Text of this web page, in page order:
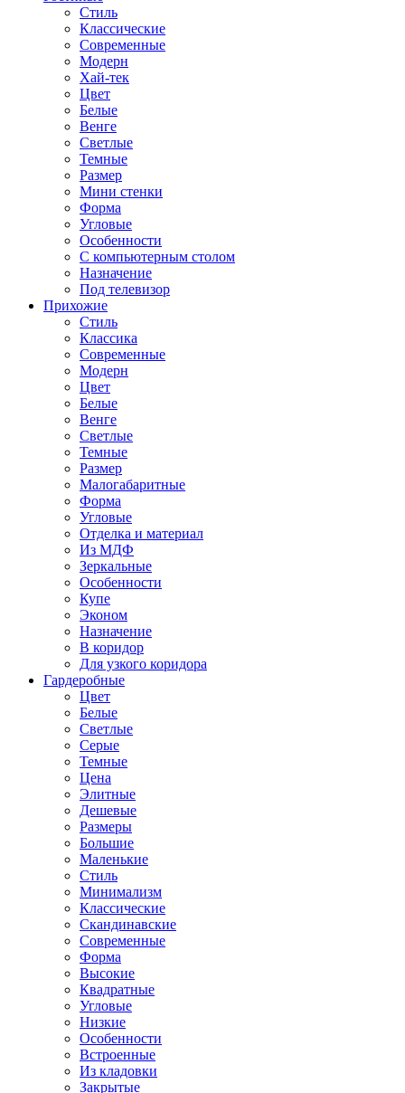
Стиль
Классические
Современные
Модерн
Хай-тек
Цвет
Белые
Венге
Светлые
Темные
Размер
Мини стенки
Форма
Угловые
Особенности
С компьютерным столом
Назначение
Под телевизор
Прихожие
Стиль
Классика
Современные
Модерн
Цвет
Белые
Венге
Светлые
Темные
Размер
Малогабаритные
Форма
Угловые
Отделка и материал
Из МДФ
Зеркальные
Особенности
Купе
Эконом
Назначение
В коридор
Для узкого коридора
Гардеробные
Цвет
Белые
Светлые
Серые
Темные
Цена
Элитные
Дешевые
Размеры
Большие
Маленькие
Стиль
Минимализм
Классические
Скандинавские
Современные
Форма
Высокие
Квадратные
Угловые
Низкие
Особенности
Встроенные
Из кладовки
Закрытые